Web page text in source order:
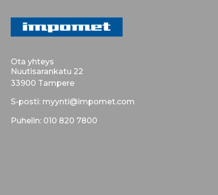
Ota yhteys
Nuutisarankatu 22
33900 Tampere
S-posti: myynti@impomet.com
Puhelin: 010 820 7800